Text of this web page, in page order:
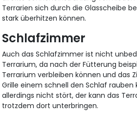
Terrarien sich durch die Glasscheibe
stark überhitzen können.
Schlafzimmer
Auch das Schlafzimmer ist nicht
Terrarium, da nach der Fütterung
Terrarium verbleiben können und das
Grille einem schnell den Schlaf rauben
allerdings nicht stört, der kann das
trotzdem dort unterbringen.